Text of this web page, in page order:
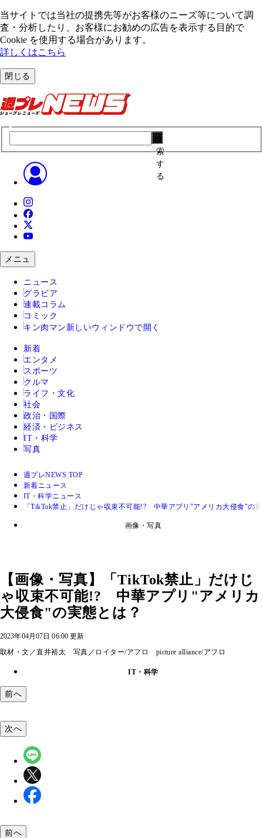
当サイトでは当社の提携先等がお客様のニーズ等について調
査・分析したり、お客様にお勧めの広告を表⽰する⽬的で
Cookie を使⽤する場合があります。
詳しくはこちら
閉じる
索
す
る
メニュ
ニュース
グラビア
連載コラム
コミック
キン肉マン 新しいウィンドウで開く
新着
エンタメ
スポーツ
クルマ
ライフ・文化
社会
政治・国際
経済・ビジネス
IT・科学
写真
週プレNEWS TOP
新着ニュース
IT・科学ニュース
「TikTok禁止」だけじゃ収束不可能!? 中華アプリ"アメリカ大侵食"の
画像・写真
【画像・写真】「TikTok禁止」だけじ
ゃ収束不可能!? 中華アプリ"アメリカ
大侵食"の実態とは？
2023年04月07日 06:00 更新
取材・文／直井裕太 写真／ロイター/アフロ picture alliance/アフロ
IT・科学
前へ
次へ
前へ